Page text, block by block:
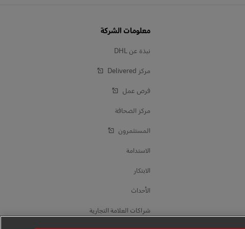
معلومات الشركة
نبذة عن DHL
مركز Delivered‎
فرص عمل
مركز الصحافة
المستثمرون
الاستدامة
الابتكار
الأحداث
شراكات العلامة التجارية